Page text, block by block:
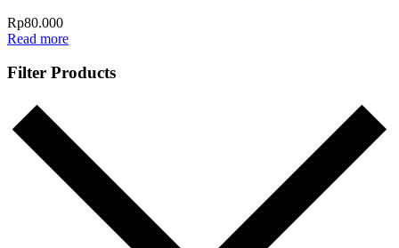
Rp80.000
Read more
Filter Products